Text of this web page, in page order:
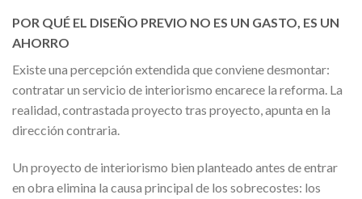
POR QUÉ EL DISEÑO PREVIO NO ES UN GASTO, ES UN
AHORRO
Existe una percepción extendida que conviene desmontar:
contratar un servicio de interiorismo encarece la reforma. La
realidad, contrastada proyecto tras proyecto, apunta en la
dirección contraria.
Un proyecto de interiorismo bien planteado antes de entrar
en obra elimina la causa principal de los sobrecostes: los